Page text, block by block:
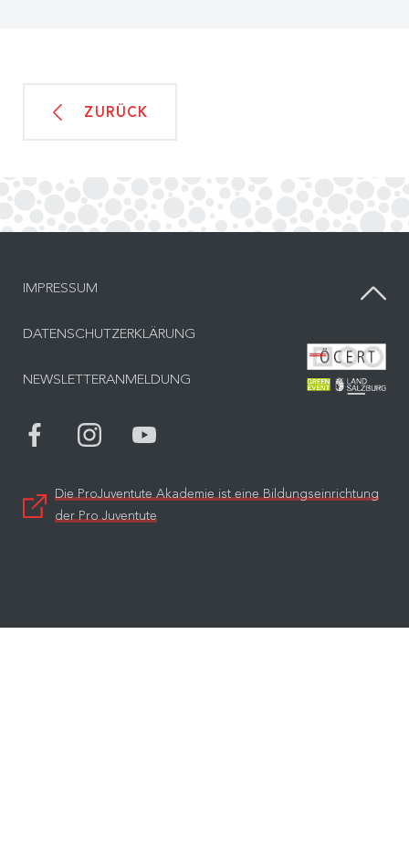
ZURÜCK
IMPRESSUM
DATENSCHUTZERKLÄRUNG
NEWSLETTERANMELDUNG
Die ProJuventute Akademie ist eine Bildungseinrichtung
der Pro Juventute